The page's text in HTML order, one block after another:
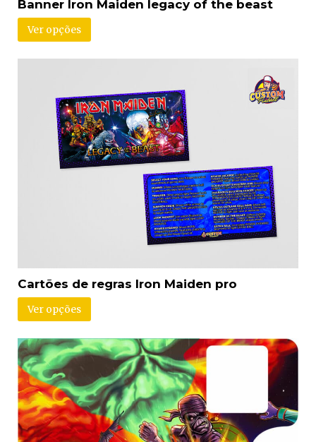
Banner Iron Maiden legacy of the beast
Ver opções
Cartões de regras Iron Maiden pro
Ver opções